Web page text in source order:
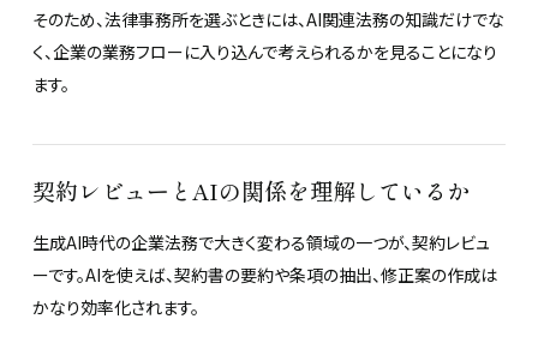
そのため、法律事務所を選ぶときには、AI関連法務の知識だけでな
く、企業の業務フローに入り込んで考えられるかを見ることになり
ます。
契約レビューとAIの関係を理解しているか
生成AI時代の企業法務で大きく変わる領域の一つが、契約レビュ
ーです。AIを使えば、契約書の要約や条項の抽出、修正案の作成は
かなり効率化されます。